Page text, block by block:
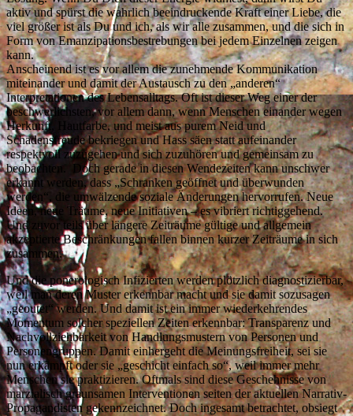
aktiv und spürst die wahrlich beeindruckende Kraft einer Liebe, die
viel größer ist als Du und ich, als wir alle zusammen, und die sich in
Form von Emanzipationsbestrebungen bei jedem Einzelnen zeigen
kann.
Anscheinend ist es vor allem die zunehmende Kommunikation
miteinander und damit der Austausch zu den „anderen“
Interpretationen des Lebensalltags. Oft ist dieser Weg einer der
beschwerlichsten, vor allem dann, wenn Menschen einander wegen
Herkunft, Hautfarbe, und meist aus purem Neid und
Schadensfreude bekriegen und Hass säen statt aufeinander
respektvoll zuzugehen und sich zuzuhören und gemeinsam zu
beobachten. Doch gerade in diesen Wendezeiten kann unschwer
erkannt werden, dass „Schranken geöffnet und überwunden
werden“, die umwälzende soziale Änderungen hervorrufen. Neue
Ideen, neue Träume, neue Initiativen – es vibriert richtiggehend.
Und zuvor teils über längere Zeiträume gültige und allgemein
akzeptierte Beschränkungen fallen binnen kurzer Zeiträume in sich
zusammen.
Und die ponerologisch Infizierten werden plötzlich diagnostizierbar,
weil man deren Muster erkennbar macht und sie damit sozusagen
„geoutet“ werden. Und damit ist ein immer wiederkehrendes
Momentum solcher speziellen Zeiten erkennbar: Transparenz und
Nachvollziehbarkeit von Handlungsmustern von Personen und
Personengruppen. Damit einhergeht die Meinungsfreiheit, sei sie
nun erkämpft oder sie „geschicht einfach so“, weil immer mehr
Menschen sie praktizieren. Oftmals sind diese Geschehnisse von
marzialisch graunsamen Interventionen seiten der aktuellen Narrativ-
Propagandisten gekennzeichnet. Doch ingesamt betrachtet, obsiegt